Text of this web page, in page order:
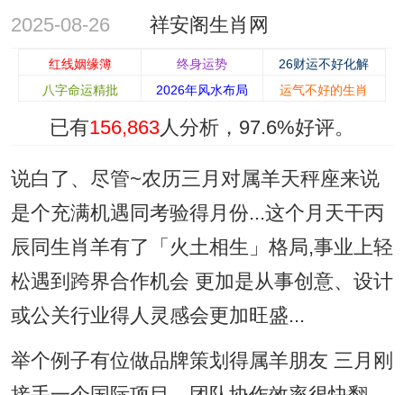
2025-08-26 祥安阁生肖网
红线姻缘簿 终身运势
26财运不好化解
八字命运精批
2026年风水布局 运气不好的生肖
已有156,863人分析， 97.6%好评。
说白了、尽管~农历三月对属羊天秤座来说
是个充满机遇同考验得月份...这个月天干丙
辰同生肖羊有了「火土相生」格局,事业上轻
松遇到跨界合作机会 更加是从事创意、设计
或公关行业得人灵感会更加旺盛...
举个例子有位做品牌策划得属羊朋友 三月刚